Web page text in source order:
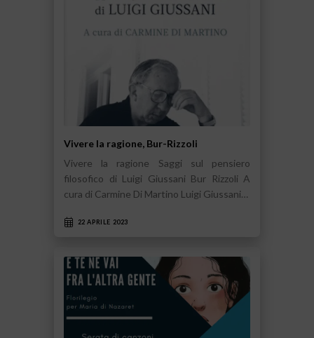
Vivere la ragione, Bur-Rizzoli
Vivere la ragione Saggi sul pensiero
filosofico di Luigi Giussani Bur Rizzoli A
cura di Carmine Di Martino Luigi Giussani…
22 APRILE 2023